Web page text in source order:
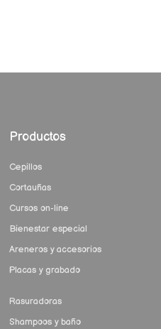
Productos
Cepillos
Cortauñas
Cursos on-line
Bienestar especial
Areneros y accesorios
Placas y grabado
Rasuradoras
Shampoos y baño